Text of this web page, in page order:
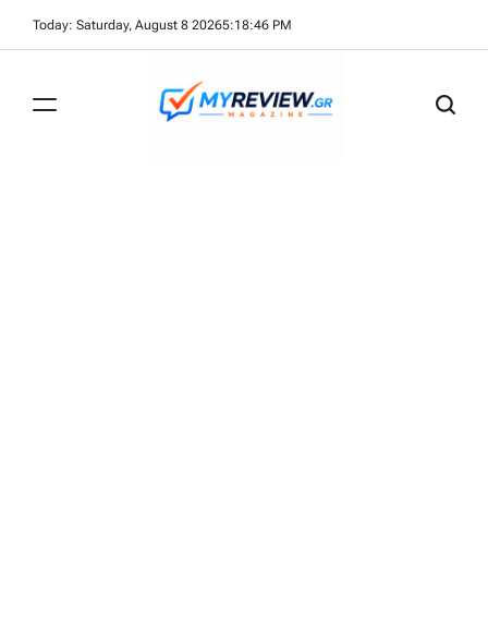
Today: Saturday, August 8 20265:18:46 PM